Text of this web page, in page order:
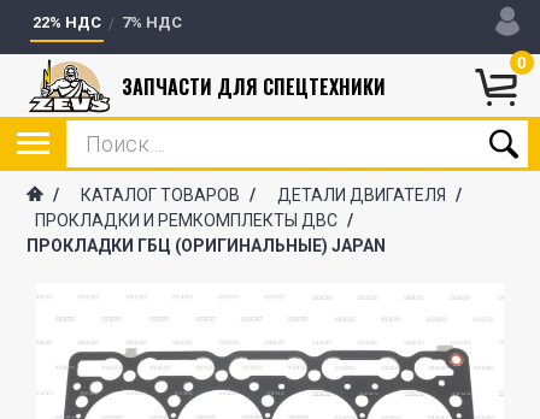
22% НДС 7% НДС
0
ЗАПЧАСТИ ДЛЯ СПЕЦТЕХНИКИ
/ КАТАЛОГ ТОВАРОВ / ДЕТАЛИ ДВИГАТЕЛЯ
/
ПРОКЛАДКИ И РЕМКОМПЛЕКТЫ ДВС /
ПРОКЛАДКИ ГБЦ (ОРИГИНАЛЬНЫЕ) JAPAN